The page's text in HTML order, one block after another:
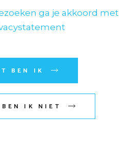
ga je akkoord met
BEN IK
BEN IK NIET
*
sterren